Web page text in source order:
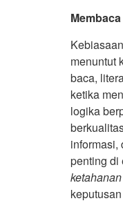
menuntut
baca,
ketika
logika
informasi,
penting di